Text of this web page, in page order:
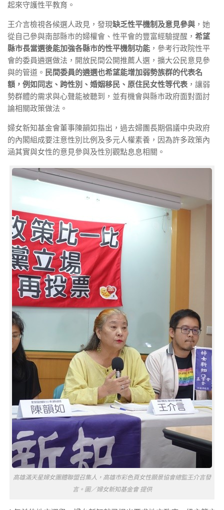
起來守護性平教育。
王介言檢視各候選人政見，發現缺乏性平機制及意見參與 ，她
從自己參與南部縣市的婦權會、性平會的豐富經驗提醒， 希望
縣市長當選後能加強各縣市的性平機制功能 ，參考行政院性平
會的委員遴選做法，開放民間公開推薦人選，擴大公民意見參
與的管道。 民間委員的遴選也希望能增加弱勢族群的代表名
額，例如同志、跨性別、婚姻移民、原住民女性等代表 ，讓弱
勢群體的需求與心聲能被聽到，並有機會與縣市政府面對面討
論相關政策做法。
婦女新知基金會董事陳韻如指出，過去婦團長期倡議中央政府
的內閣組成要注意性別比例及多元人權素養，因為許多政策內
涵其實與女性的意見參與及性別觀點息息相關。
高雄滿天星婦女團體聯盟召集人，高雄市彩色頁女性願景協會總監王介言發
言。圖／婦女新知基金會 提供